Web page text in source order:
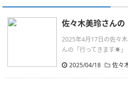
佐々木美玲さんの
2025年4月17日の佐々
んの「行ってきます☀️」
2025/04/18
佐々